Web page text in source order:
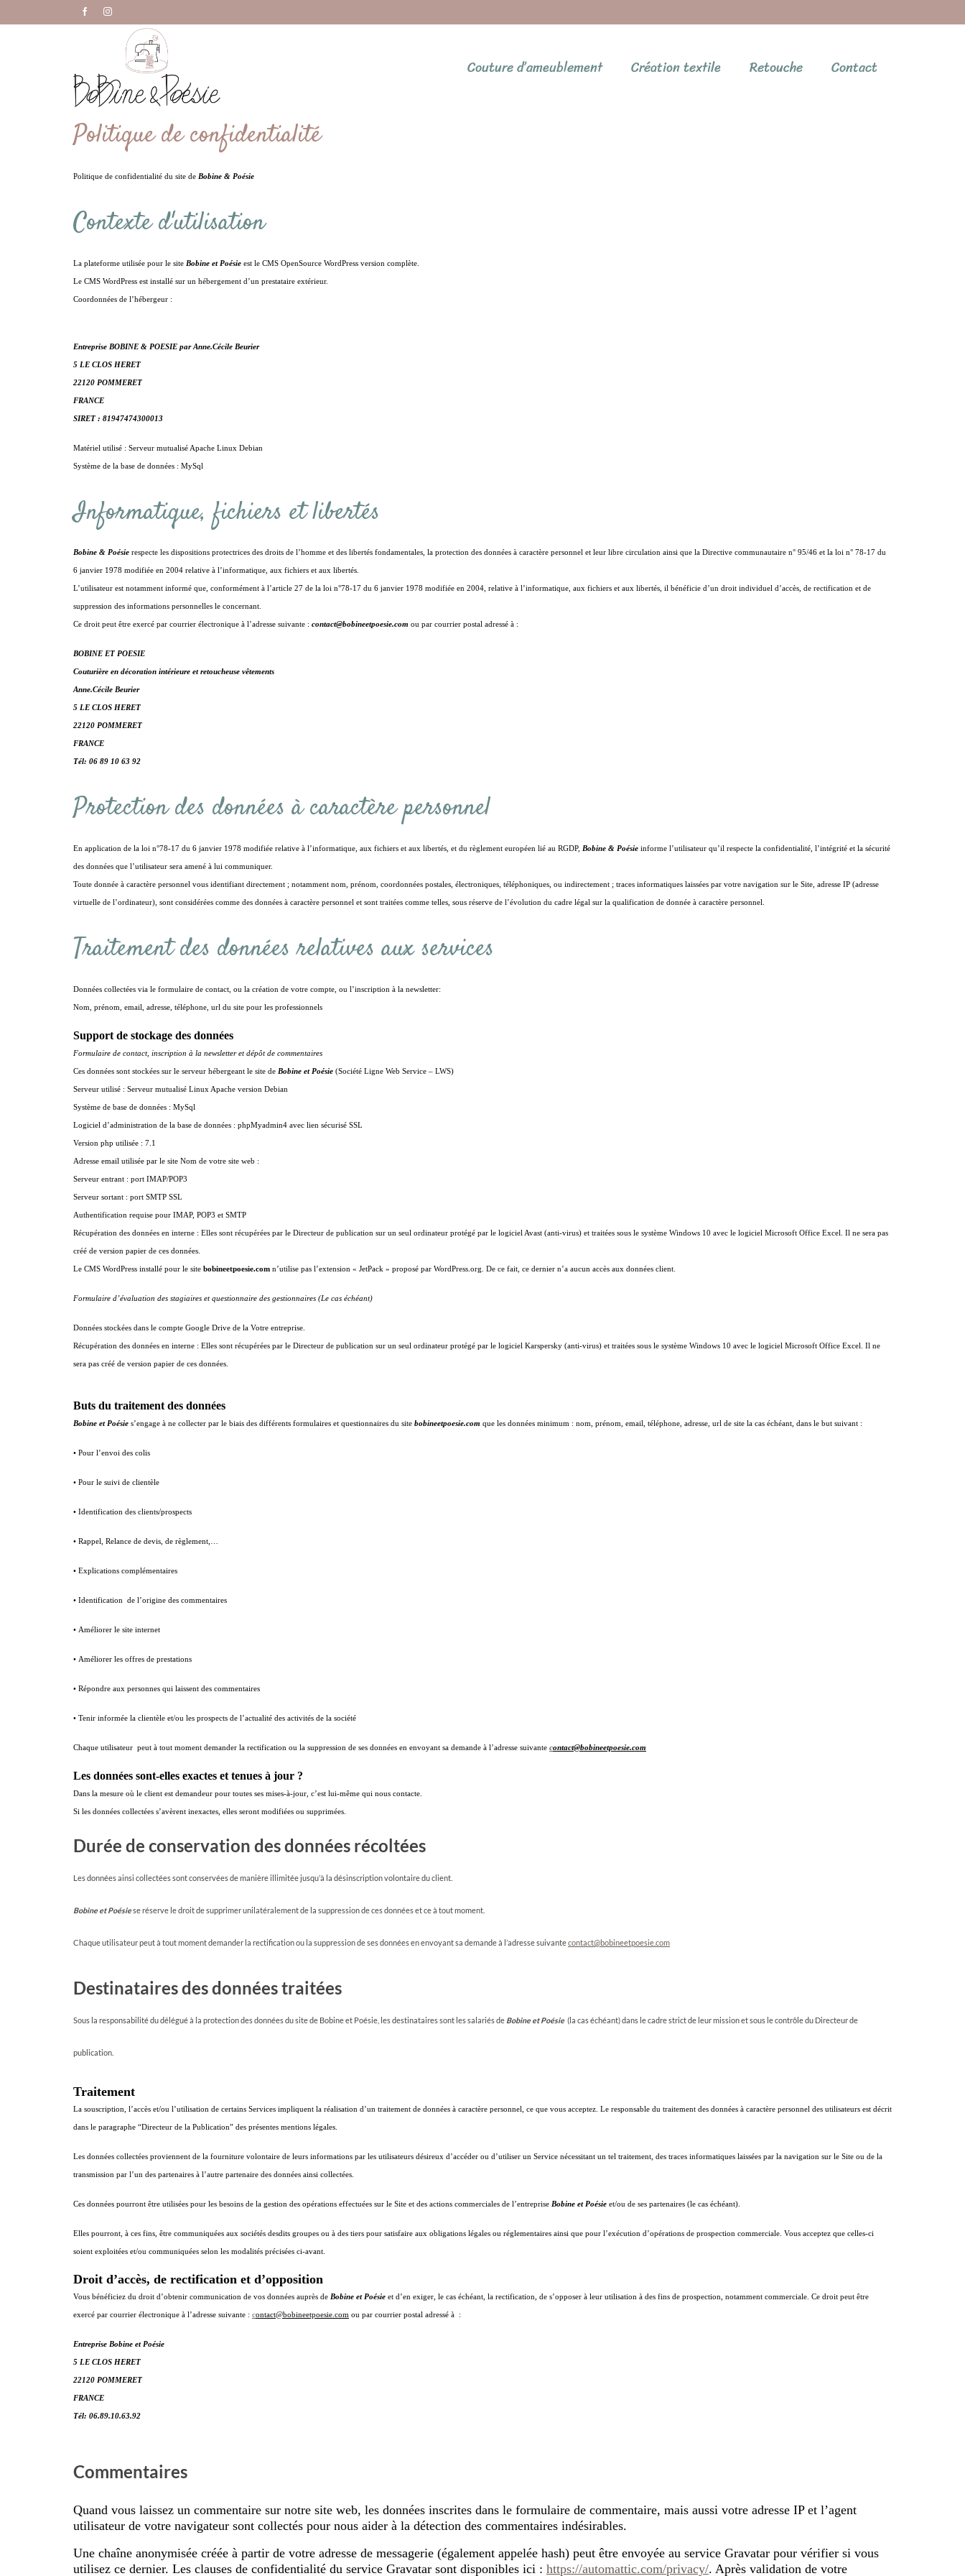
Couture d’ameublement Création textile Retouche Contact
Politique de confidentialité
Politique de confidentialité du site de Bobine & Poésie
Contexte d'utilisation
La plateforme utilisée pour le site Bobine et Poésie est le CMS OpenSource WordPress version complète.
Le CMS WordPress est installé sur un hébergement d’un prestataire extérieur.
Coordonnées de l’hébergeur :
Entreprise BOBINE & POESIE par Anne.Cécile Beurier
5 LE CLOS HERET
22120 POMMERET
FRANCE
SIRET : 81947474300013
Matériel utilisé : Serveur mutualisé Apache Linux Debian
Système de la base de données : MySql
Informatique, fichiers et libertés
Bobine & Poésie respecte les dispositions protectrices des droits de l’homme et des libertés fondamentales, la protection des données à caractère personnel et leur libre circulation ainsi que la Directive communautaire n° 95/46 et la loi n° 78-17 du
6 janvier 1978 modifiée en 2004 relative à l’informatique, aux fichiers et aux libertés.
L’utilisateur est notamment informé que, conformément à l’article 27 de la loi n°78-17 du 6 janvier 1978 modifiée en 2004, relative à l’informatique, aux fichiers et aux libertés, il bénéficie d’un droit individuel d’accès, de rectification et de
suppression des informations personnelles le concernant.
Ce droit peut être exercé par courrier électronique à l’adresse suivante : contact@bobineetpoesie.com ou par courrier postal adressé à :
BOBINE ET POESIE
Couturière en décoration intérieure et retoucheuse vêtements
Anne.Cécile Beurier
5 LE CLOS HERET
22120 POMMERET
FRANCE
Tél: 06 89 10 63 92
Protection des données à caractère personnel
En application de la loi n°78-17 du 6 janvier 1978 modifiée relative à l’informatique, aux fichiers et aux libertés, et du règlement européen lié au RGDP, Bobine & Poésie informe l’utilisateur qu’il respecte la confidentialité, l’intégrité et la sécurité
des données que l’utilisateur sera amené à lui communiquer.
Toute donnée à caractère personnel vous identifiant directement ; notamment nom, prénom, coordonnées postales, électroniques, téléphoniques, ou indirectement ; traces informatiques laissées par votre navigation sur le Site, adresse IP (adresse
virtuelle de l’ordinateur), sont considérées comme des données à caractère personnel et sont traitées comme telles, sous réserve de l’évolution du cadre légal sur la qualification de donnée à caractère personnel.
Traitement des données relatives aux services
Données collectées via le formulaire de contact, ou la création de votre compte, ou l’inscription à la newsletter:
Nom, prénom, email, adresse, téléphone, url du site pour les professionnels
Support de stockage des données
Formulaire de contact, inscription à la newsletter et dépôt de commentaires
Ces données sont stockées sur le serveur hébergeant le site de Bobine et Poésie (Société Ligne Web Service – LWS)
Serveur utilisé : Serveur mutualisé Linux Apache version Debian
Système de base de données : MySql
Logiciel d’administration de la base de données : phpMyadmin4 avec lien sécurisé SSL
Version php utilisée : 7.1
Adresse email utilisée par le site Nom de votre site web :
Serveur entrant : port IMAP/POP3
Serveur sortant : port SMTP SSL
Authentification requise pour IMAP, POP3 et SMTP
Récupération des données en interne : Elles sont récupérées par le Directeur de publication sur un seul ordinateur protégé par le logiciel Avast (anti-virus) et traitées sous le système Windows 10 avec le logiciel Microsoft Office Excel. Il ne sera pas
créé de version papier de ces données.
Le CMS WordPress installé pour le site bobineetpoesie.com n’utilise pas l’extension « JetPack » proposé par WordPress.org. De ce fait, ce dernier n’a aucun accès aux données client.
Formulaire d’évaluation des stagiaires et questionnaire des gestionnaires (Le cas échéant)
Données stockées dans le compte Google Drive de la Votre entreprise.
Récupération des données en interne : Elles sont récupérées par le Directeur de publication sur un seul ordinateur protégé par le logiciel Karspersky (anti-virus) et traitées sous le système Windows 10 avec le logiciel Microsoft Office Excel. Il ne
sera pas créé de version papier de ces données.
Buts du traitement des données
Bobine et Poésie s’engage à ne collecter par le biais des différents formulaires et questionnaires du site bobineetpoesie.com que les données minimum : nom, prénom, email, téléphone, adresse, url de site la cas échéant, dans le but suivant :
• Pour l’envoi des colis
• Pour le suivi de clientèle
• Identification des clients/prospects
• Rappel, Relance de devis, de règlement,…
• Explications complémentaires
• Identification de l’origine des commentaires
• Améliorer le site internet
• Améliorer les offres de prestations
• Répondre aux personnes qui laissent des commentaires
• Tenir informée la clientèle et/ou les prospects de l’actualité des activités de la société
Chaque utilisateur peut à tout moment demander la rectification ou la suppression de ses données en envoyant sa demande à l’adresse suivante contact@bobineetpoesie.com
Les données sont-elles exactes et tenues à jour ?
Dans la mesure où le client est demandeur pour toutes ses mises-à-jour, c’est lui-même qui nous contacte.
Si les données collectées s’avèrent inexactes, elles seront modifiées ou supprimées.
Durée de conservation des données récoltées
Les données ainsi collectées sont conservées de manière illimitée jusqu’à la désinscription volontaire du client.
Bobine et Poésiese réserve le droit de supprimer unilatéralement de la suppression de ces données et ce à tout moment.
Chaque utilisateur peut à tout moment demander la rectification ou la suppression de ses données en envoyant sa demande à l’adresse suivantecontact@bobineetpoesie.com
Destinataires des données traitées
Sous la responsabilité du délégué à la protection des données du site de Bobine et Poésie, les destinataires sont les salariés de Bobine et Poésie (la cas échéant) dans le cadre strict de leur mission et sous le contrôle du Directeur de
publication.
Traitement
La souscription, l’accès et/ou l’utilisation de certains Services impliquent la réalisation d’un traitement de données à caractère personnel, ce que vous acceptez. Le responsable du traitement des données à caractère personnel des utilisateurs est décrit
dans le paragraphe “Directeur de la Publication” des présentes mentions légales.
Les données collectées proviennent de la fourniture volontaire de leurs informations par les utilisateurs désireux d’accéder ou d’utiliser un Service nécessitant un tel traitement, des traces informatiques laissées par la navigation sur le Site ou de la
transmission par l’un des partenaires à l’autre partenaire des données ainsi collectées.
Ces données pourront être utilisées pour les besoins de la gestion des opérations effectuées sur le Site et des actions commerciales de l’entreprise Bobine et Poésie et/ou de ses partenaires (le cas échéant).
Elles pourront, à ces fins, être communiquées aux sociétés desdits groupes ou à des tiers pour satisfaire aux obligations légales ou réglementaires ainsi que pour l’exécution d’opérations de prospection commerciale. Vous acceptez que celles-ci
soient exploitées et/ou communiquées selon les modalités précisées ci-avant.
Droit d’accès, de rectification et d’opposition
Vous bénéficiez du droit d’obtenir communication de vos données auprès de Bobine et Poésie et d’en exiger, le cas échéant, la rectification, de s’opposer à leur utilisation à des fins de prospection, notamment commerciale. Ce droit peut être
exercé par courrier électronique à l’adresse suivante : contact@bobineetpoesie.com ou par courrier postal adressé à :
Entreprise Bobine et Poésie
5 LE CLOS HERET
22120 POMMERET
FRANCE
Tél: 06.89.10.63.92
Commentaires
Quand vous laissez un commentaire sur notre site web, les données inscrites dans le formulaire de commentaire, mais aussi votre adresse IP et l’agent
utilisateur de votre navigateur sont collectés pour nous aider à la détection des commentaires indésirables.
Une chaîne anonymisée créée à partir de votre adresse de messagerie (également appelée hash) peut être envoyée au service Gravatar pour vérifier si vous
utilisez ce dernier. Les clauses de confidentialité du service Gravatar sont disponibles ici : https://automattic.com/privacy/. Après validation de votre